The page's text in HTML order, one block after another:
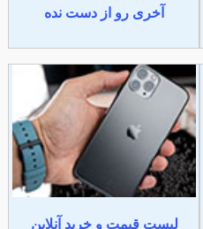
آخری رو از دست نده
لیست قیمت و خرید آنلاین